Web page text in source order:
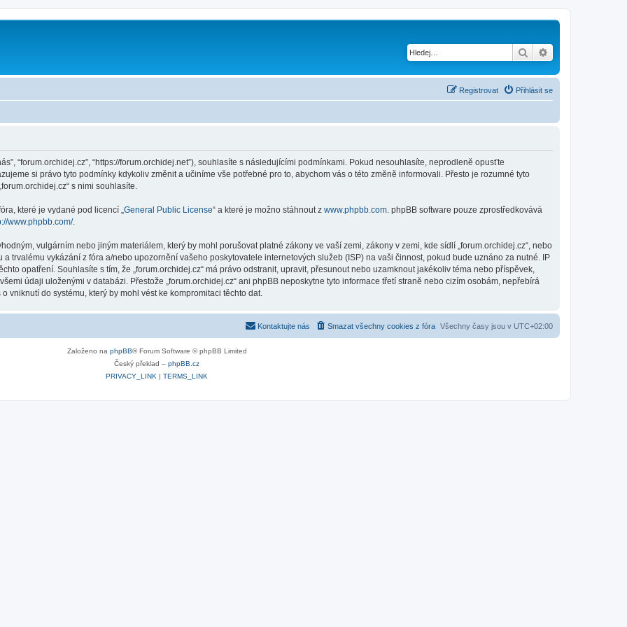
Hledat
Přihlásit se
Registrovat
“forum.orchidej.cz”, “https://forum.orchidej.net”), souhlasíte s následujícími podmínkami. Pokud nesouhlasíte, neprodleně opusťte
si právo tyto podmínky kdykoliv změnit a učiníme vše potřebné pro to, abychom vás o této změně informovali. Přesto je rozumné tyto
s nimi souhlasíte.
které je vydané pod licencí „ General Public License“ a které je možno stáhnout z www.phpbb.com . phpBB software pouze zprostředkovává
www.phpbb.com/.
vulgárním nebo jiným materiálem, který by mohl porušovat platné zákony ve vaší zemi, zákony v zemi, kde sídlí „forum.orchidej.cz“, nebo
trvalému vykázání z fóra a/nebo upozornění vašeho poskytovatele internetových služeb (ISP) na vaši činnost, pokud bude uznáno za nutné. IP
opatření. Souhlasíte s tím, že „forum.orchidej.cz“ má právo odstranit, upravit, přesunout nebo uzamknout jakékoliv téma nebo příspěvek,
údaji uloženými v databázi. Přestože „forum.orchidej.cz“ ani phpBB neposkytne tyto informace třetí straně nebo cizím osobám, nepřebírá
vniknutí do systému, který by mohl vést ke kompromitaci těchto dat.
Všechny časy jsou v UTC+02:00
Smazat všechny cookies z fóra
Kontaktujte nás
Založeno na phpBB® Forum Software © phpBB Limited
Český překlad – phpBB.cz
PRIVACY_LINK | TERMS_LINK